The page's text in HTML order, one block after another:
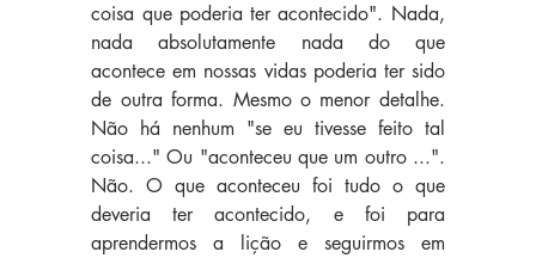
coisa que poderia ter acontecido". Nada,
nada absolutamente nada do que
acontece em nossas vidas poderia ter sido
de outra forma. Mesmo o menor detalhe.
Não há nenhum "se eu tivesse feito tal
coisa..." Ou "aconteceu que um outro ...".
Não. O que aconteceu foi tudo o que
deveria ter acontecido, e foi para
aprendermos a lição e seguirmos em